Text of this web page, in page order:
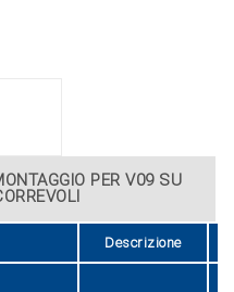
PER V09 SU
Descrizione